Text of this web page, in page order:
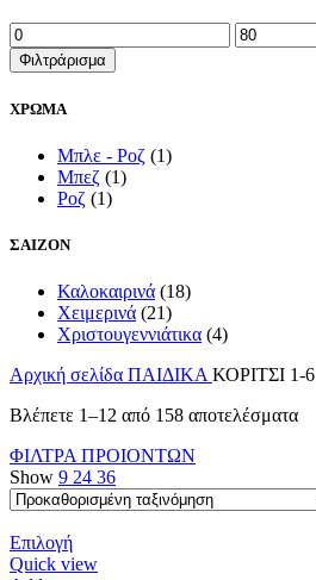
Ελάχιστη
τιμή
Μέγιστη
τιμή
Φιλτράρισμα
ΧΡΩΜΑ
Μπλε - Ροζ (1)
Μπεζ (1)
Ροζ (1)
ΣΑΙΖΟΝ
Καλοκαιρινά (18)
Χειμερινά (21)
Χριστουγεννιάτικα (4)
Αρχική σελίδα ΠΑΙΔΙΚΑ ΚΟΡΙΤΣΙ 1-6
Βλέπετε 1–12 από 158 αποτελέσματα
ΦΙΛΤΡΑ ΠΡΟΙΟΝΤΩΝ
Show 9 24 36
ΕπιλογήΑυτό
το
Quick view